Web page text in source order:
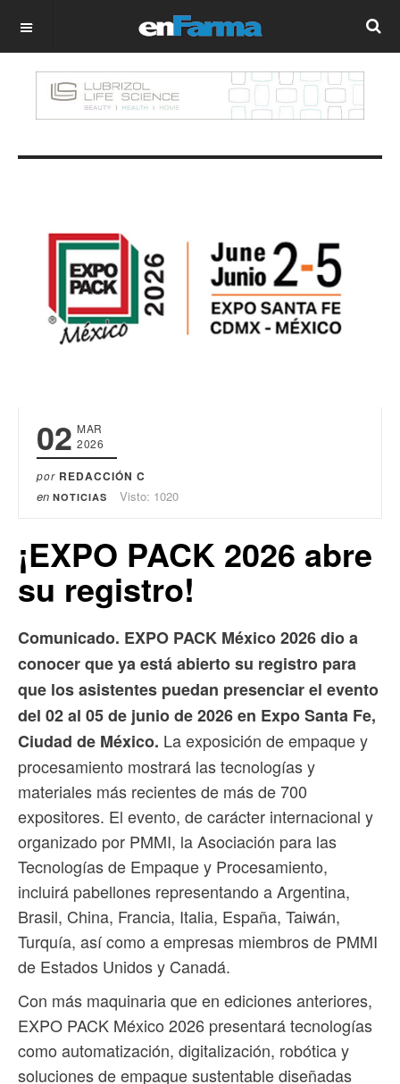
OFF CANVAS
02 MAR
2026
por REDACCIÓN C
en NOTICIAS Visto: 1020
¡EXPO PACK 2026 abre
su registro!
Comunicado. EXPO PACK México 2026 dio a
conocer que ya está abierto su registro para
que los asistentes puedan presenciar el evento
del 02 al 05 de junio de 2026 en Expo Santa Fe,
Ciudad de México. La exposición de empaque y
procesamiento mostrará las tecnologías y
materiales más recientes de más de 700
expositores. El evento, de carácter internacional y
organizado por PMMI, la Asociación para las
Tecnologías de Empaque y Procesamiento,
incluirá pabellones representando a Argentina,
Brasil, China, Francia, Italia, España, Taiwán,
Turquía, así como a empresas miembros de PMMI
de Estados Unidos y Canadá.
Con más maquinaria que en ediciones anteriores,
EXPO PACK México 2026 presentará tecnologías
como automatización, digitalización, robótica y
soluciones de empaque sustentable diseñadas